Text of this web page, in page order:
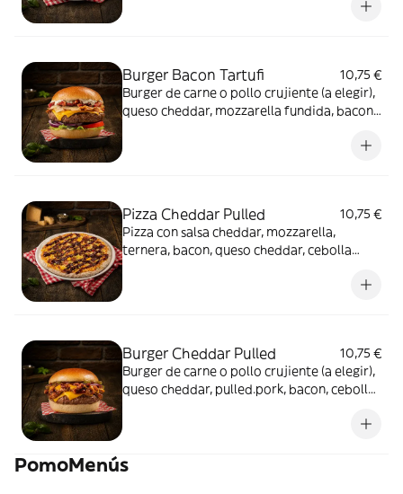
Burger Bacon Tartufi
10,75 €
Burger de carne o pollo crujiente (a elegir),
queso cheddar, mozzarella fundida, bacon
Pizza Cheddar Pulled
10,75 €
Pizza con salsa cheddar, mozzarella,
ternera, bacon, queso cheddar, cebolla
Burger Cheddar Pulled
10,75 €
Burger de carne o pollo crujiente (a elegir),
queso cheddar, pulled.pork, bacon, cebolla
PomoMenús